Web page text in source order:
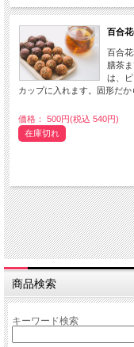
百合
百合
膳茶
は、
カップに入れます。固形だか
価格： 500円(税込 540円)
在庫切れ
商品検索
キーワード検索